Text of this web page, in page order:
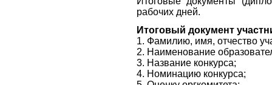
рабочих дней.
Итоговый документ
1. Фамилию, имя, отчество
2. Наименование
3. Название конкурса;
4. Номинацию конкурса;